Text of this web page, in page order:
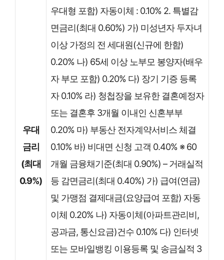
우대
금리
(최대
0.9%)
우대형 포함) 자동이체 : 0.10% 2. 특별감
면금리(최대 0.60%) 가) 미성년자 두자녀
이상 가정의 전 세대원(신규에 한함)
0.20% 나) 65세 이상 노부모 봉양자(배우
자 부모 포함) 0.20% 다) 장기 기증 등록
자 0.10% 라) 청첩장을 보유한 결혼예정자
또는 결혼후 3개월 이내인 신혼부부
0.20% 마) 부동산 전자계약서비스 체결
0.10% 바) 비대면 신청 고객 0.40% ※ 60
개월 금융채기준(최대 0.90%) – 거래실적
등 감면금리(최대 0.40%) 가) 급여(연금)
및 가맹점 결제대금(요양급여 포함) 자동
이체 0.20% 나) 자동이체(아파트관리비,
공과금, 통신요금)건수 0.10% 다) 인터넷
또는 모바일뱅킹 이용등록 및 송금실적 3